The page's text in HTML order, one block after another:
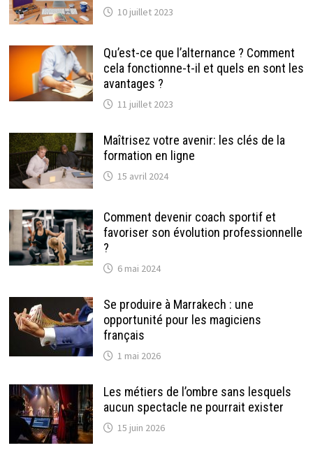
10 juillet 2023
Qu’est-ce que l’alternance ? Comment
cela fonctionne-t-il et quels en sont les
avantages ?
11 juillet 2023
Maîtrisez votre avenir: les clés de la
formation en ligne
15 avril 2024
Comment devenir coach sportif et
favoriser son évolution professionnelle
?
6 mai 2024
Se produire à Marrakech : une
opportunité pour les magiciens
français
1 mai 2026
Les métiers de l’ombre sans lesquels
aucun spectacle ne pourrait exister
15 juin 2026